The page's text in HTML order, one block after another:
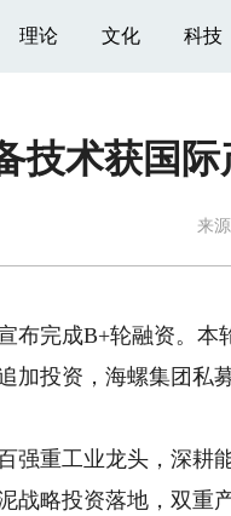
理论 文化 科技
技术获国
来源
布完成B+轮融资。
加投资，海螺集团
重工业龙头，深耕
战略投资落地，双重